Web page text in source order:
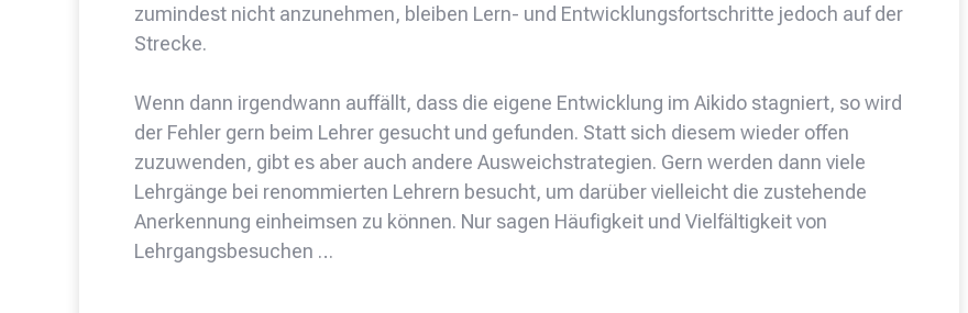
zumindest nicht anzunehmen, bleiben Lern- und Entwicklungsfortschritte jedoch auf der
Strecke.
Wenn dann irgendwann auffällt, dass die eigene Entwicklung im Aikido stagniert, so wird
der Fehler gern beim Lehrer gesucht und gefunden. Statt sich diesem wieder offen
zuzuwenden, gibt es aber auch andere Ausweichstrategien. Gern werden dann viele
Lehrgänge bei renommierten Lehrern besucht, um darüber vielleicht die zustehende
Anerkennung einheimsen zu können. Nur sagen Häufigkeit und Vielfältigkeit von
Lehrgangsbesuchen …